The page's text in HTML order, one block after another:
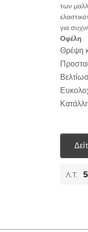
των
για
Οφέλη
Θρέψη
Λ.T.